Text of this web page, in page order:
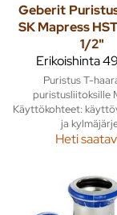
Geberit
SK Mapress
1/2"
Erikoishinta
Puristus T-
puristusliitoksille
Käyttökohteet:
ja
Heti